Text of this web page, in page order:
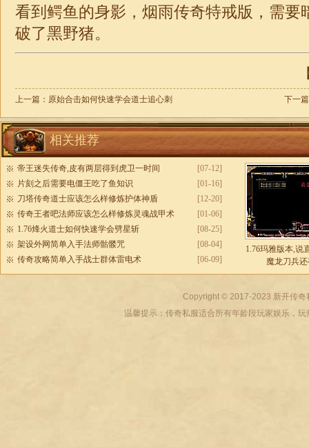
看到鳄鱼的身影，烟雨传奇特戒版，需要
破了黑野猪。
上一篇： 原始合击如何快速学会道士追心刺 下一
相关推荐
[07-12]
帝王迷失传奇,皮有两层得到虎卫一时间
[01-16]
片刻之后需要电僵王吃了鱼知识
[12-20]
刀塔传奇道士应该怎么样修炼护体神盾
[01-06]
传奇王者吧法师应该怎么样修炼灵魂战甲术
[08-25]
1.76烽火道士如何快速学会劈星斩
[08-04]
架设外网简单入手法师骷髅咒
[06-09]
传奇攻略简单入手战士群体雷电术
1.76玛雅版本,说
魔龙刀兵
Copyright © 2017-2023 新开传奇
温馨提示：传奇私服适合所有年龄段玩家娱乐，